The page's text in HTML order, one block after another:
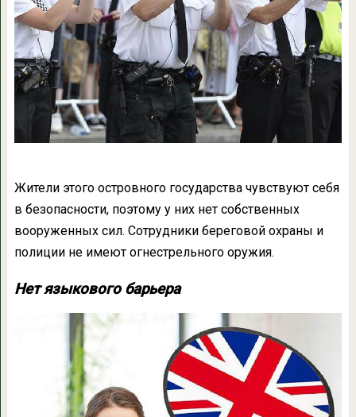
Жители этого островного государства чувствуют себя
в безопасности, поэтому у них нет собственных
вооруженных сил. Сотрудники береговой охраны и
полиции не имеют огнестрельного оружия.
Нет языкового барьера